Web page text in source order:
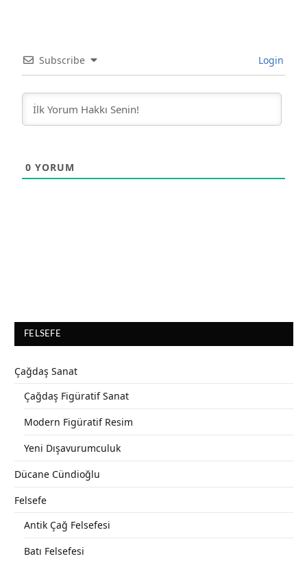
Subscribe Login
0 YORUM
FELSEFE
Çağdaş Sanat
Çağdaş Figüratif Sanat
Modern Figüratif Resim
Yeni Dışavurumculuk
Dücane Cündioğlu
Felsefe
Antik Çağ Felsefesi
Batı Felsefesi